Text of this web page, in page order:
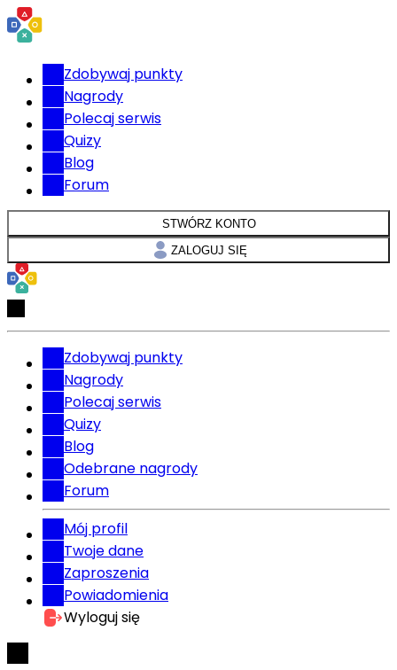
Zdobywaj punkty
Nagrody
Polecaj serwis
Quizy
Blog
Forum
STWÓRZ KONTO
ZALOGUJ SIĘ
Zdobywaj punkty
Nagrody
Polecaj serwis
Quizy
Blog
Odebrane nagrody
Forum
Mój profil
Twoje dane
Zaproszenia
Powiadomienia
Wyloguj się